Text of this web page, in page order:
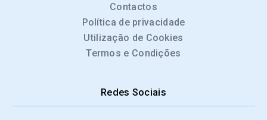
Contactos
Política de privacidade
Utilização de Cookies
Termos e Condições
Redes Sociais